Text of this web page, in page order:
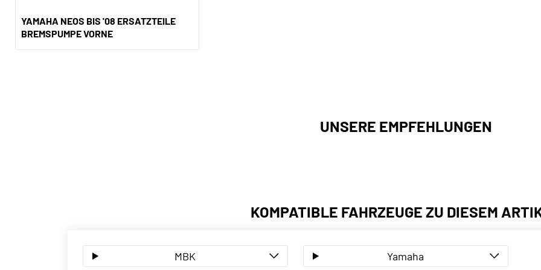
YAMAHA NEOS BIS '08 ERSATZTEILE
BREMSPUMPE VORNE
UNSERE EMPFEHLUNGEN
KOMPATIBLE FAHRZEUGE ZU DIESEM
MBK Yamaha